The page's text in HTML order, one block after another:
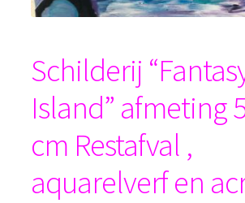
Schilderij
Island” afmeting
cm Restafval ,
aquarelverf en